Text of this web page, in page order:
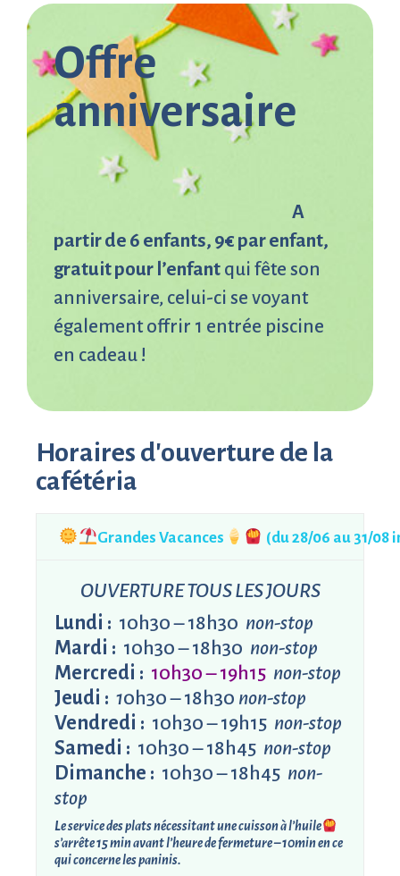
Offre
anniversaire
A
partir de 6 enfants, 9€ par enfant,
gratuit pour l’enfant qui fête son
anniversaire, celui-ci se voyant
également offrir 1 entrée piscine
en cadeau !
Horaires d'ouverture de la
cafétéria
Grandes Vacances (du 28/06 au 31/08
OUVERTURE TOUS LES JOURS
Lundi : 10h30 – 18h30 non-stop
Mardi : 10h30 – 18h30 non-stop
Mercredi : 10h30 – 19h15 non-stop
Jeudi : 10h30 – 18h30 non-stop
Vendredi : 10h30 – 19h15 non-stop
Samedi : 10h30 – 18h45 non-stop
Dimanche : 10h30 – 18h45 non-
stop
Le service des plats nécessitant une cuisson à l’huile
s’arrête 15 min avant l’heure de fermeture – 10min en ce
qui concerne les paninis.